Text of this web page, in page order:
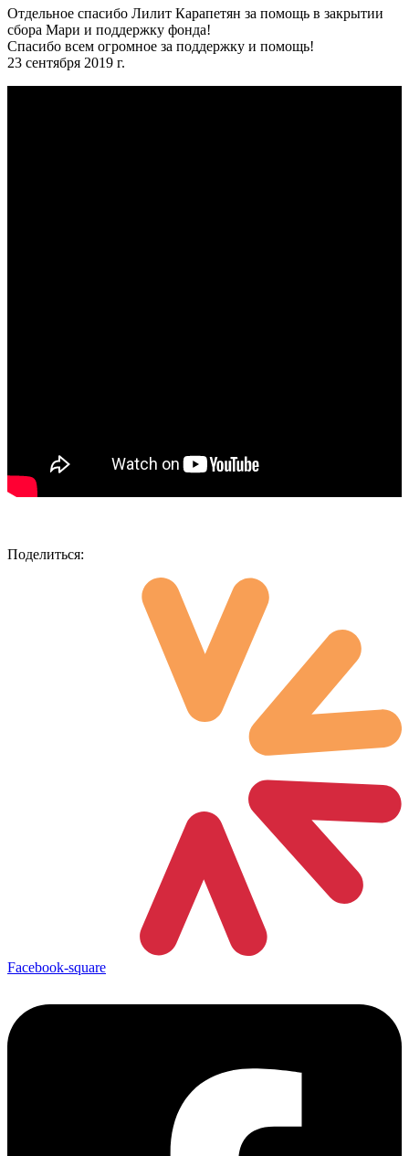
Отдельное спасибо Лилит Карапетян за помощь в закрытии
сбора Мари и поддержку фонда!
Спасибо всем огромное за поддержку и помощь!
23 сентября 2019 г.
Поделиться:
Facebook-square